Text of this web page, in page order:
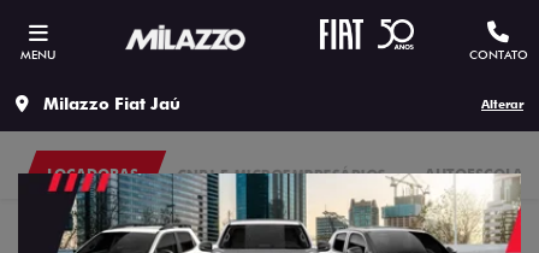
MENU CONTATO
Milazzo Fiat Jaú Alterar
CNPJ E MICROEMPRESÁRIOS AUTOESCOLAS
LOCADORAS